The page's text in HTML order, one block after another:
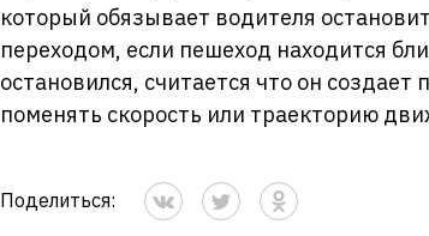
который обязывает водителя
переходом, если пешеход находится
остановился, считается что он
поменять скорость или траекторию
Поделиться: